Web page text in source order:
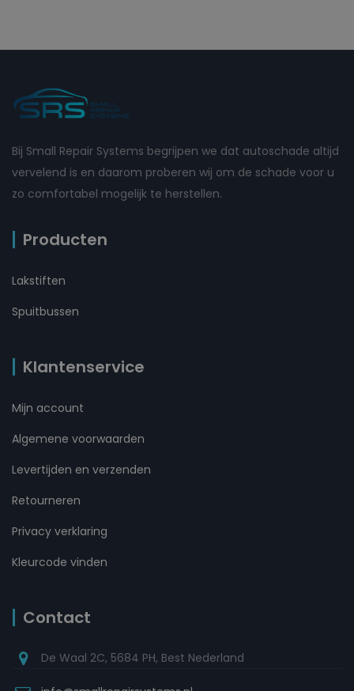
Bij Small Repair Systems begrijpen we dat autoschade altijd
vervelend is en daarom proberen wij om de schade voor u
zo comfortabel mogelijk te herstellen.
Producten
Lakstiften
Spuitbussen
Klantenservice
Mijn account
Algemene voorwaarden
Levertijden en verzenden
Retourneren
Privacy verklaring
Kleurcode vinden
Contact
De Waal 2C, 5684 PH, Best Nederland